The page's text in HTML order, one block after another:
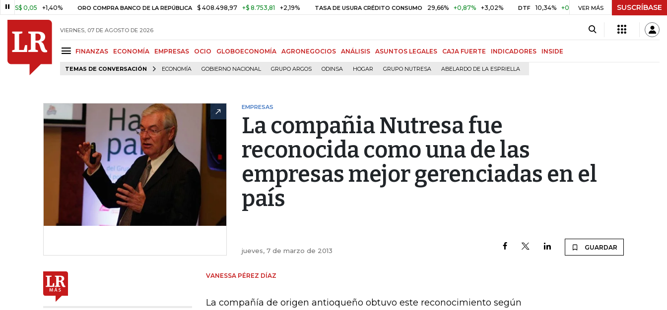
0,05 +1,40% ORO COMPRA BANCO DE LA REPÚBLICA $ 408.498,97 +$ 8.753,81 +2,19% TASA DE USURA CRÉDITO CONSUMO 29,66% +0,87% +3,02% DTF 10,34% +0,10% +0,98% UVR $ 416,91 +$
VER MÁS SUSCRÍBASE
VIERNES, 07 DE AGOSTO DE 2026
FINANZAS ECONOMÍA EMPRESAS OCIO GLOBOECONOMÍA AGRONEGOCIOS ANÁLISIS ASUNTOS LEGALES CAJA FUERTE INDICADORES INSIDE
TEMAS DE CONVERSACIÓN ECONOMÍA GOBIERNO NACIONAL GRUPO ARGOS ODINSA HOGAR GRUPO NUTRESA ABELARDO DE LA ESPRIELLA
EMPRESAS
La compañia Nutresa fue
reconocida como una de las
empresas mejor gerenciadas en el
país
jueves, 7 de marzo de 2013 GUARDAR
VANESSA PÉREZ DÍAZ
La compañía de origen antioqueño obtuvo este reconocimiento según